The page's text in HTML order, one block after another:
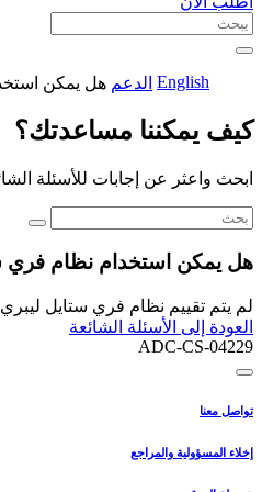
English الدعم هل يمكن استخدام ليبري 2
كيف يمكننا مساعدتك؟
ابحث واعثر عن إجابات للأسئلة
هل يمكن استخدام نظام فري ستايل ليبري 2
لم يتم تقييم نظام فري ستايل ليبري 2 بلس للاستخدام مع الحيوانات. ولا يشار إلى نظام فري ستايل ليبري 2 بلس للاستخدام مع الحيوانات.
العودة إلى الأسئلة الشائعة
ADC-CS-04229
تواصل معنا
إخلاء المسؤولية والمراجع